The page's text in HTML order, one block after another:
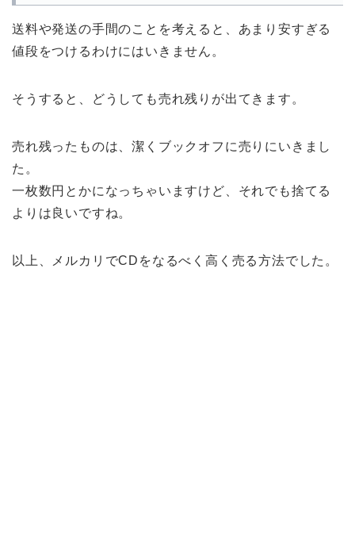
送料や発送の手間のことを考えると、あまり安すぎる
値段をつけるわけにはいきません。
そうすると、どうしても売れ残りが出てきます。
売れ残ったものは、潔くブックオフに売りにいきまし
た。
一枚数円とかになっちゃいますけど、それでも捨てる
よりは良いですね。
以上、メルカリでCDをなるべく高く売る方法でした。